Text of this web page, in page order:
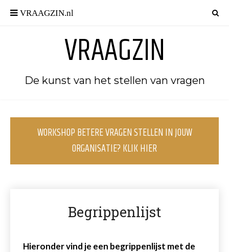
VRAAGZIN
De kunst van het stellen van vragen
WORKSHOP BETERE VRAGEN STELLEN IN JOUW
ORGANISATIE? KLIK HIER
Begrippenlijst
Hieronder vind je een begrippenlijst met de